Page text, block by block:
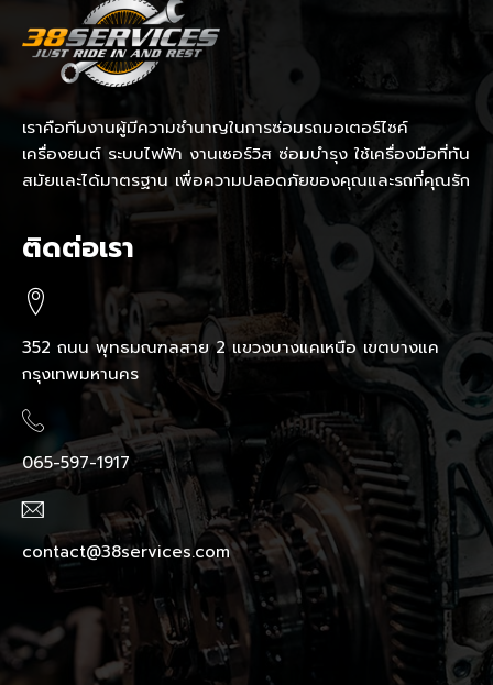
เราคือทีมงานผู้มีความชำนาญในการซ่อมรถมอเตอร์ไซค์
เครื่องยนต์ ระบบไฟฟ้า งานเซอร์วิส ซ่อมบำรุง ใช้เครื่องมือที่ทัน
สมัยและได้มาตรฐาน เพื่อความปลอดภัยของคุณและรถที่คุณรัก
ติดต่อเรา
352 ถนน พุทธมณฑลสาย 2 แขวงบางแคเหนือ เขตบางแค
กรุงเทพมหานคร
065-597-1917
contact@38services.com